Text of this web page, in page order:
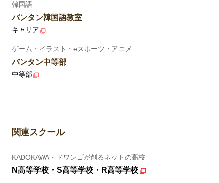
韓国語
バンタン韓国語教室
キャリア
ゲーム・イラスト・eスポーツ・アニメ
バンタン中等部
中等部
関連スクール
KADOKAWA・ドワンゴが創るネットの高校
N高等学校・S高等学校・R高等学校